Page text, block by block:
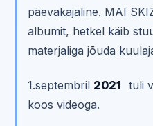
päevakajaline. MAI
albumit, hetkel käib
materjaliga jõuda
1.septembril 2021 tuli
koos videoga.